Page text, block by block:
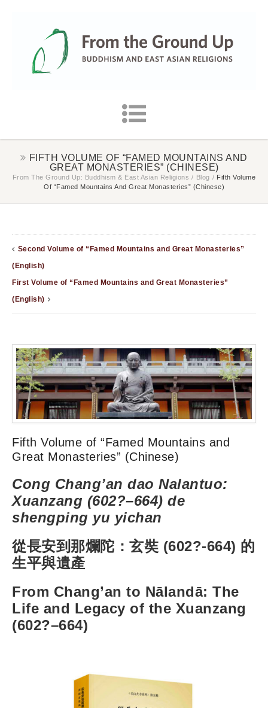
FIFTH VOLUME OF “FAMED MOUNTAINS AND
GREAT MONASTERIES” (CHINESE)
From The Ground Up: Buddhism & East Asian Religions / Blog / Fifth Volume
Of “Famed Mountains And Great Monasteries” (Chinese)
Second Volume of “Famed Mountains and Great Monasteries”
(English)
First Volume of “Famed Mountains and Great Monasteries”
(English)
Fifth Volume of “Famed Mountains and
Great Monasteries” (Chinese)
Cong Chang’an dao Nalantuo:
Xuanzang (602?–664) de
shengping yu yichan
從長安到那爛陀：玄奘 (602?-664) 的
生平與遺產
From Chang’an to Nālandā: The
Life and Legacy of the Xuanzang
(602?–664)